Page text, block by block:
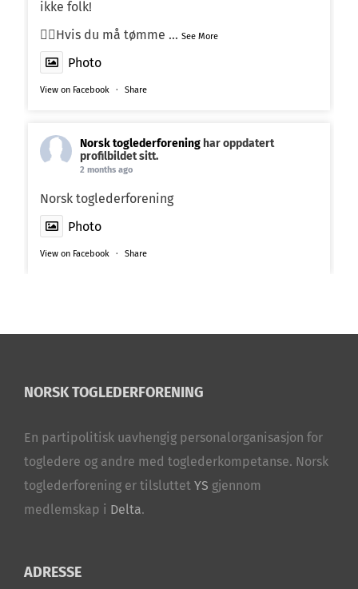
ikke folk!
☝🏼Hvis du må tømme ... See More
Photo
View on Facebook · Share
Norsk toglederforening har oppdatert
profilbildet sitt.
2 months ago
Norsk toglederforening
Photo
View on Facebook · Share
NORSK TOGLEDERFORENING
En partipolitisk uavhengig personalorganisasjon for
togledere og andre med toglederkompetanse. Norsk
toglederforening er tilsluttet YS gjennom
medlemskap i Delta.
ADRESSE